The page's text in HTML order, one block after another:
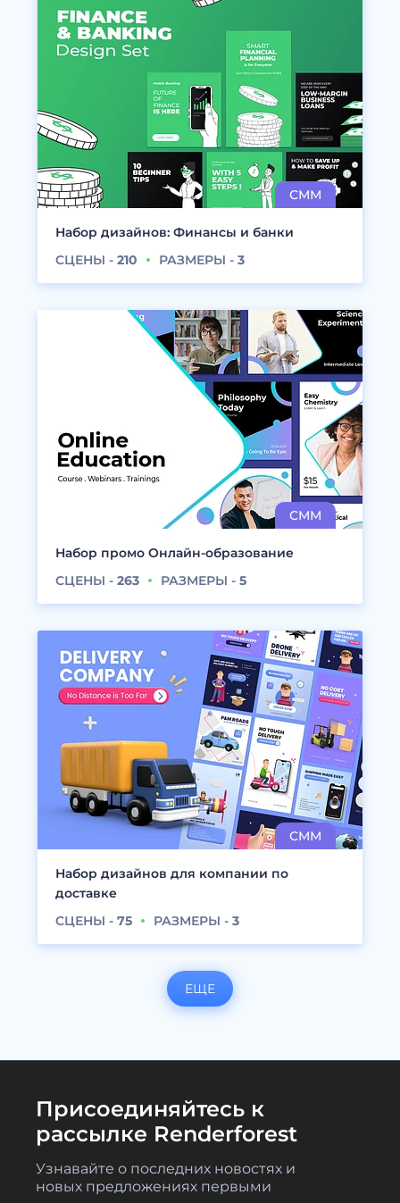
Набор дизайнов: Финансы и банки
СЦЕНЫ - 210 РАЗМЕРЫ - 3
Набор промо Онлайн-образование
СЦЕНЫ - 263 РАЗМЕРЫ - 5
Набор дизайнов для компании по
доставке
СЦЕНЫ - 75 РАЗМЕРЫ - 3
ЕЩЕ
Присоединяйтесь к
рассылке Renderforest
Узнавайте о последних новостях и
новых предложениях первыми